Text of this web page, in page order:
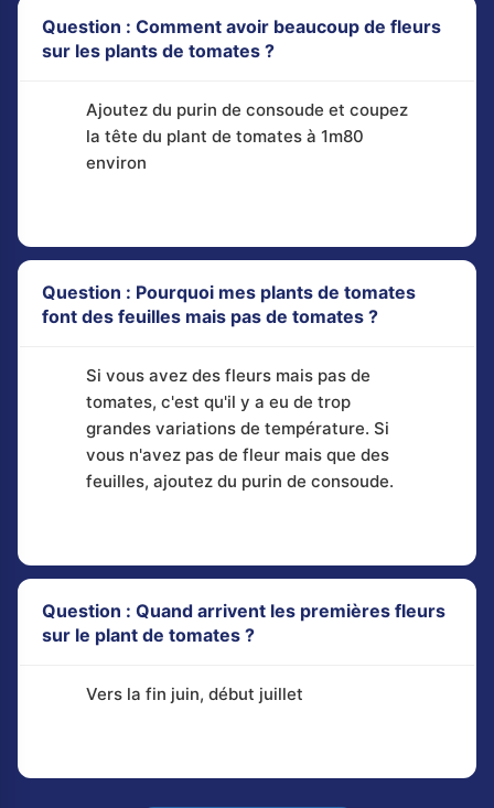
Question : Comment avoir beaucoup de fleurs
sur les plants de tomates ?
Ajoutez du purin de consoude et coupez
la tête du plant de tomates à 1m80
environ
Question : Pourquoi mes plants de tomates
font des feuilles mais pas de tomates ?
Si vous avez des fleurs mais pas de
tomates, c'est qu'il y a eu de trop
grandes variations de température. Si
vous n'avez pas de fleur mais que des
feuilles, ajoutez du purin de consoude.
Question : Quand arrivent les premières fleurs
sur le plant de tomates ?
Vers la fin juin, début juillet